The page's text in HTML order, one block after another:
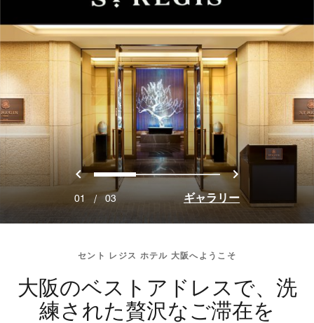
戻る0 1 2 次へ
01 /03 ギャラリー
セント レジス ホテル 大阪へようこそ
大阪のベストアドレスで、洗
練された贅沢なご滞在を